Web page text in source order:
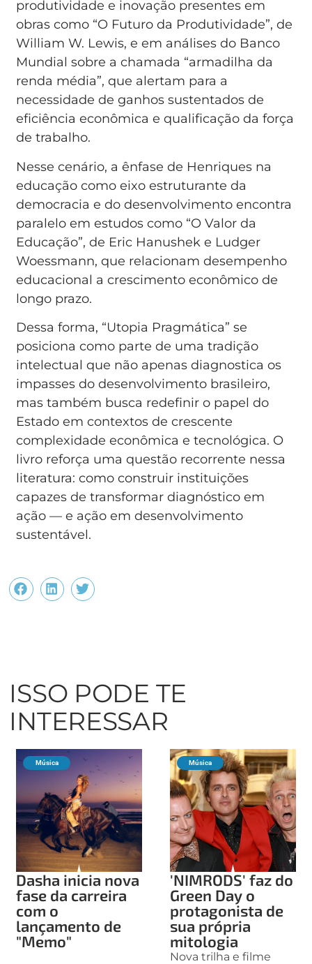
produtividade e inovação presentes em
obras como “O Futuro da Produtividade”, de
William W. Lewis, e em análises do Banco
Mundial sobre a chamada “armadilha da
renda média”, que alertam para a
necessidade de ganhos sustentados de
eficiência econômica e qualificação da força
de trabalho.
Nesse cenário, a ênfase de Henriques na
educação como eixo estruturante da
democracia e do desenvolvimento encontra
paralelo em estudos como “O Valor da
Educação”, de Eric Hanushek e Ludger
Woessmann, que relacionam desempenho
educacional a crescimento econômico de
longo prazo.
Dessa forma, “Utopia Pragmática” se
posiciona como parte de uma tradição
intelectual que não apenas diagnostica os
impasses do desenvolvimento brasileiro,
mas também busca redefinir o papel do
Estado em contextos de crescente
complexidade econômica e tecnológica. O
livro reforça uma questão recorrente nessa
literatura: como construir instituições
capazes de transformar diagnóstico em
ação — e ação em desenvolvimento
sustentável.
ISSO PODE TE
INTERESSAR
Música
Dasha inicia nova
fase da carreira
com o
lançamento de
"Memo"
Música
'NIMRODS' faz do
Green Day o
protagonista de
sua própria
mitologia
Nova trilha e filme